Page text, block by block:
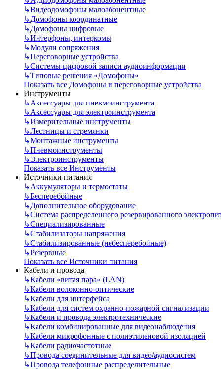
↳Видеодомофоны малоабонентные
↳Домофоны координатные
↳Домофоны цифровые
↳Интерфоны, интеркомы
↳Модули сопряжения
↳Переговорные устройства
↳Системы цифровой записи аудиоинформации
↳Типовые решения «Домофоны»
Показать все Домофоны и переговорные устройства
Инструменты
↳Аксессуары для пневмоинструмента
↳Аксессуары для электроинструмента
↳Измерительные инструменты
↳Лестницы и стремянки
↳Монтажные инструменты
↳Пневмоинструменты
↳Электроинструменты
Показать все Инструменты
Источники питания
↳Аккумуляторы и термостаты
↳Бесперебойные
↳Дополнительное оборудование
↳Система распределенного резервированного
↳Специализированные
↳Стабилизаторы напряжения
↳Стабилизированные (небесперебойные)
↳Резервные
Показать все Источники питания
Кабели и провода
↳Кабели «витая пара» (LAN)
↳Кабели волоконно-оптические
↳Кабели для интерфейса
↳Кабели для систем охранно-пожарной сигнализации
↳Кабели и провода электротехнические
↳Кабели комбинированные для видеонаблюдения
↳Кабели микрофонные с полиэтиленовой изоляцией
↳Кабели радиочастотные
↳Провода соединительные для видео/аудиосистем
↳Провода телефонные распределительные